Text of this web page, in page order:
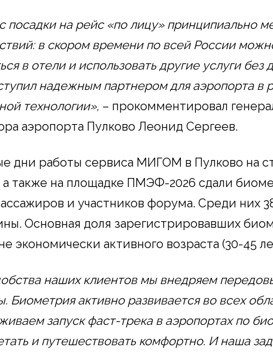
посадки на рейс «по лицу» принципиально
в скором времени по всей России
в отели и использовать другие услуги без
надежным партнером для аэропорта в
технологии», – прокомментировал
аэропорта Пулково Леонид Сергеев.
дни работы сервиса МИГОМ в Пулково на
а также на площадке ПМЭФ-2026 сдали
и участников форума. Среди них
Основная доля зарегистрировавших
экономически активного возраста (30-45
наших клиентов мы внедряем
Биометрия активно развивается во всех
запуск фаст-трека в аэропортах по
и путешествовать комфортно. И наша